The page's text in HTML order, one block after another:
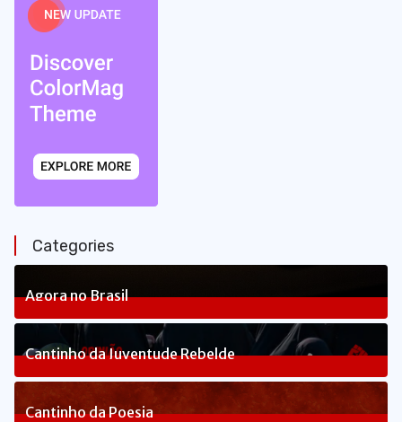
Categories
Agora no Brasil
238Posts
Cantinho da Juventude Rebelde
3Posts
Cantinho da Poesia